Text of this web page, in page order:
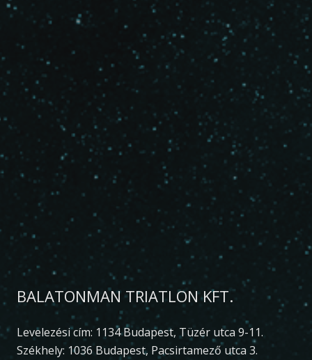
BALATONMAN TRIATLON KFT.
Levelezési cím: 1134 Budapest, Tüzér utca 9-11.
Székhely: 1036 Budapest, Pacsirtamező utca 3.